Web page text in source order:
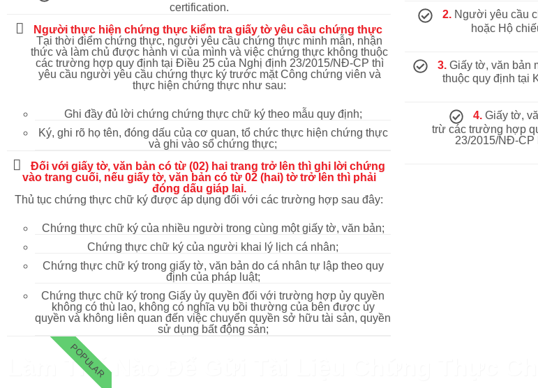
certification.
Người thực hiện chứng thực kiểm tra giấy tờ yêu cầu chứng thực
Tại thời điểm chứng thực, người yêu cầu chứng thực minh mẫn, nhận
thức và làm chủ được hành vi của mình và việc chứng thực không thuộc
các trường hợp quy định tại Điều 25 của Nghị định 23/2015/NĐ-CP thì
yêu cầu người yêu cầu chứng thực ký trước mặt Công chứng viên và
thực hiện chứng thực như sau:
Ghi đầy đủ lời chứng chứng thực chữ ký theo mẫu quy định;
Ký, ghi rõ họ tên, đóng dấu của cơ quan, tổ chức thực hiện chứng thực
và ghi vào sổ chứng thực;
Đối với giấy tờ, văn bản có từ (02) hai trang trở lên thì ghi lời chứng
vào trang cuối, nếu giấy tờ, văn bản có từ 02 (hai) tờ trở lên thì phải
đóng dấu giáp lai.
Thủ tục chứng thực chữ ký được áp dụng đối với các trường hợp sau đây:
Chứng thực chữ ký của nhiều người trong cùng một giấy tờ, văn bản;
Chứng thực chữ ký của người khai lý lịch cá nhân;
Chứng thực chữ ký trong giấy tờ, văn bản do cá nhân tự lập theo quy
định của pháp luật;
Chứng thực chữ ký trong Giấy ủy quyền đối với trường hợp ủy quyền
không có thù lao, không có nghĩa vụ bồi thường của bên được ủy
quyền và không liên quan đến việc chuyển quyền sở hữu tài sản, quyền
sử dụng bất động sản;
POPULAR
2.Người yêu cầu
hoặc Hộ
3. Giấy tờ, văn bản
thuộc quy định tại
4. Giấy tờ,
trừ các trường hợp
23/2015/NĐ-CP
Làm Thế Nào Để Gửi Tài Liệu Chứng Thực